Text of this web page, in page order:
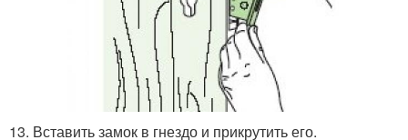
13. Вставить замок в гнездо и прикрутить его.